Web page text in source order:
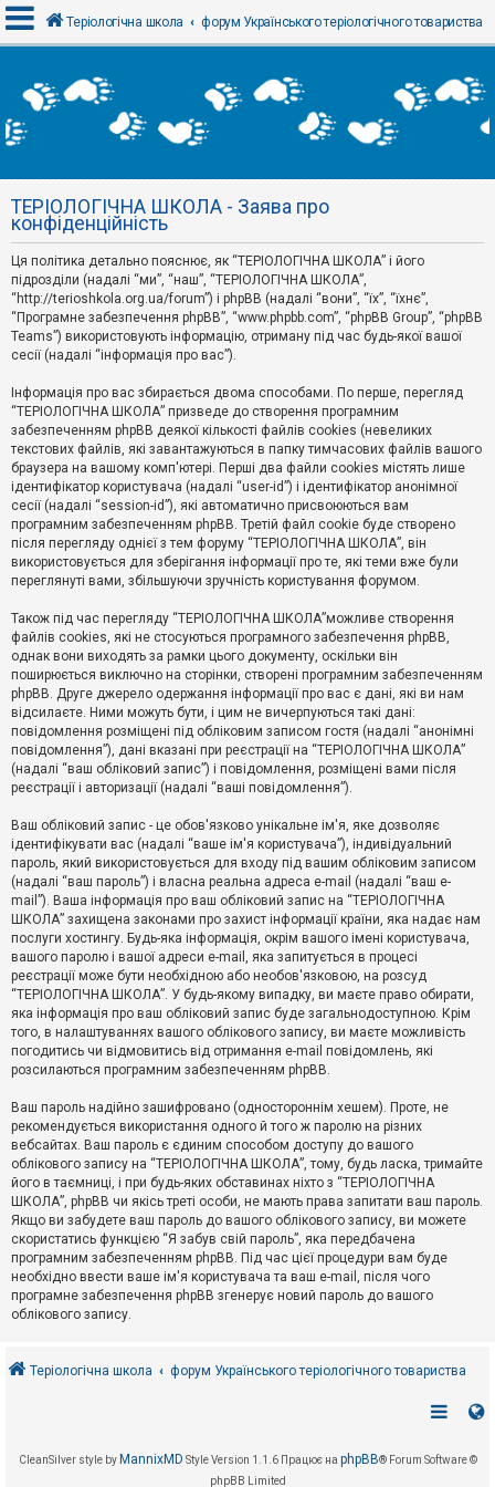
х
і
Р
е
с
т
р
а
ц
і
я
Т
е
м
и
б
е
з
в
і
д
о
і
д
е
й
А
т
и
в
е
м
и
П
о
ш
у
Д
о
м
о
г
Теріологічна школа форум Українського теріологічного товариства
ТЕРІОЛОГІЧНА ШКОЛА - Заява про
конфіденційність
Ця політика детально пояснює, як “ТЕРІОЛОГІЧНА ШКОЛА” і його
підрозділи (надалі “ми”, “наш”, “ТЕРІОЛОГІЧНА ШКОЛА”,
“http://terioshkola.org.ua/forum”) і phpBB (надалі “вони”, “їх”, “їхнє”,
“Програмне забезпечення phpBB”, “www.phpbb.com”, “phpBB Group”, “phpBB
Teams”) використовують інформацію, отриману під час будь-якої вашої
сесії (надалі “інформація про вас”).
Інформація про вас збирається двома способами. По перше, перегляд
“ТЕРІОЛОГІЧНА ШКОЛА” призведе до створення програмним
забезпеченням phpBB деякої кількості файлів cookies (невеликих
текстових файлів, які завантажуються в папку тимчасових файлів вашого
браузера на вашому комп'ютері. Перші два файли cookies містять лише
ідентифікатор користувача (надалі “user-id”) і ідентифікатор анонімної
сесії (надалі “session-id”), які автоматично присвоюються вам
програмним забезпеченням phpBB. Третій файл cookie буде створено
після перегляду однієї з тем форуму “ТЕРІОЛОГІЧНА ШКОЛА”, він
використовується для зберігання інформації про те, які теми вже були
переглянуті вами, збільшуючи зручність користування форумом.
Також під час перегляду “ТЕРІОЛОГІЧНА ШКОЛА”можливе створення
файлів cookies, які не стосуються програмного забезпечення phpBB,
однак вони виходять за рамки цього документу, оскільки він
поширюється виключно на сторінки, створені програмним забезпеченням
phpBB. Друге джерело одержання інформації про вас є дані, які ви нам
відсилаєте. Ними можуть бути, і цим не вичерпуються такі дані:
повідомлення розміщені під обліковим записом гостя (надалі “анонімні
повідомлення”), дані вказані при реєстрації на “ТЕРІОЛОГІЧНА ШКОЛА”
(надалі “ваш обліковий запис”) і повідомлення, розміщені вами після
реєстрації і авторизації (надалі “ваші повідомлення”).
Ваш обліковий запис - це обов'язково унікальне ім'я, яке дозволяє
ідентифікувати вас (надалі “ваше ім'я користувача”), індивідуальний
пароль, який використовується для входу під вашим обліковим записом
(надалі “ваш пароль”) і власна реальна адреса e-mail (надалі “ваш e-
mail”). Ваша інформація про ваш обліковий запис на “ТЕРІОЛОГІЧНА
ШКОЛА” захищена законами про захист інформації країни, яка надає нам
послуги хостингу. Будь-яка інформація, окрім вашого імені користувача,
вашого паролю і вашої адреси e-mail, яка запитується в процесі
реєстрації може бути необхідною або необов'язковою, на розсуд
“ТЕРІОЛОГІЧНА ШКОЛА”. У будь-якому випадку, ви маєте право обирати,
яка інформація про ваш обліковий запис буде загальнодоступною. Крім
того, в налаштуваннях вашого облікового запису, ви маєте можливість
погодитись чи відмовитись від отримання e-mail повідомлень, які
розсилаються програмним забезпеченням phpBB.
Ваш пароль надійно зашифровано (одностороннім хешем). Проте, не
рекомендується використання одного й того ж паролю на різних
вебсайтах. Ваш пароль є єдиним способом доступу до вашого
облікового запису на “ТЕРІОЛОГІЧНА ШКОЛА”, тому, будь ласка, тримайте
його в таємниці, і при будь-яких обставинах ніхто з “ТЕРІОЛОГІЧНА
ШКОЛА”, phpBB чи якісь треті особи, не мають права запитати ваш пароль.
Якщо ви забудете ваш пароль до вашого облікового запису, ви можете
скористатись функцією “Я забув свій пароль”, яка передбачена
програмним забезпеченням phpBB. Під час цієї процедури вам буде
необхідно ввести ваше ім'я користувача та ваш e-mail, після чого
програмне забезпечення phpBB згенерує новий пароль до вашого
облікового запису.
Теріологічна школа форум Українського теріологічного товариства
CleanSilver style by MannixMD Style Version 1.1.6 Працює на phpBB® Forum Software ©
phpBB Limited